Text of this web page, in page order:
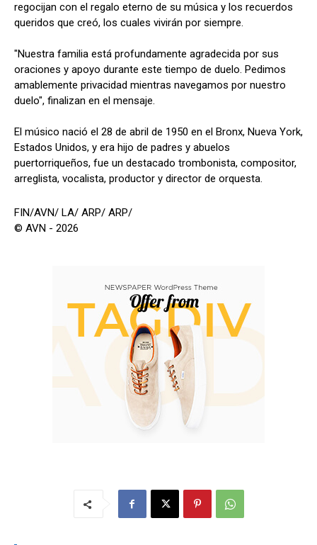
regocijan con el regalo eterno de su música y los recuerdos
queridos que creó, los cuales vivirán por siempre.
"Nuestra familia está profundamente agradecida por sus
oraciones y apoyo durante este tiempo de duelo. Pedimos
amablemente privacidad mientras navegamos por nuestro
duelo", finalizan en el mensaje.
El músico nació el 28 de abril de 1950 en el Bronx, Nueva York,
Estados Unidos, y era hijo de padres y abuelos
puertorriqueños, fue un destacado trombonista, compositor,
arreglista, vocalista, productor y director de orquesta.
FIN/AVN/ LA/ ARP/ ARP/
© AVN - 2026